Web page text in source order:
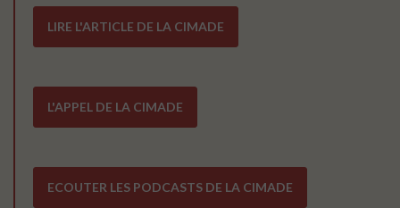
LIRE L'ARTICLE DE LA CIMADE
L'APPEL DE LA CIMADE
ECOUTER LES PODCASTS DE LA CIMADE